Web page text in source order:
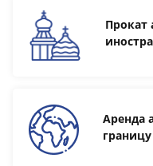
Прокат
Аренда
границу